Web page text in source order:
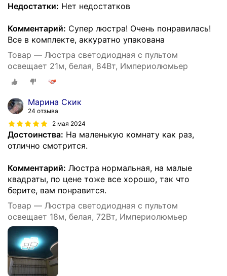
Недостатки: Нет недостатков
Комментарий: Супер люстра! Очень понравилась!
Все в комплекте, аккуратно упакована
Товар — Люстра светодиодная с пультом
освещает 21м, белая, 84Вт, Империолюмьер
Марина Скик
24 отзыва
2 мая 2024
Достоинства: На маленькую комнату как раз,
отлично смотрится.
Комментарий: Люстра нормальная, на малые
квадраты, по цене тоже все хорошо, так что
берите, вам понравится.
Товар — Люстра светодиодная с пультом
освещает 18м, белая, 72Вт, Империолюмьер